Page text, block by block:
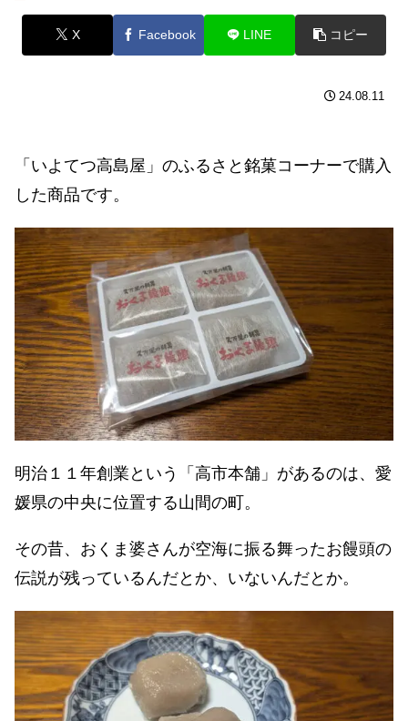
X Facebook LINE コピー
24.08.11
「いよてつ高島屋」のふるさと銘菓コーナーで購入
した商品です。
明治１１年創業という「高市本舗」があるのは、愛
媛県の中央に位置する山間の町。
その昔、おくま婆さんが空海に振る舞ったお饅頭の
伝説が残っているんだとか、いないんだとか。